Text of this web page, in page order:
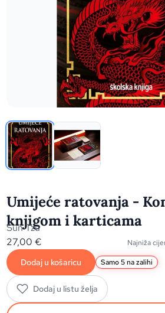
Umijeće ratovanja -
knjigom i karticama
Sun Tzu
27,00€ Najniža
Dodaj u košaricu Samo 5 na zalihi
Dodaj u listu želja